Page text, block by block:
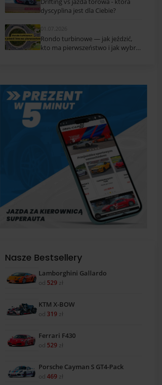
dyscyplina jest dla Ciebie?
01.07.2026
Rondo turbinowe — jak jeździć,
kto ma pierwszeństwo i jak wybrać
Nasze Bestsellery
Lamborghini Gallardo
od 529 zł
KTM X-BOW
od 319 zł
Ferrari F430
od 529 zł
Porsche Cayman S GT4-Pack
od 469 zł